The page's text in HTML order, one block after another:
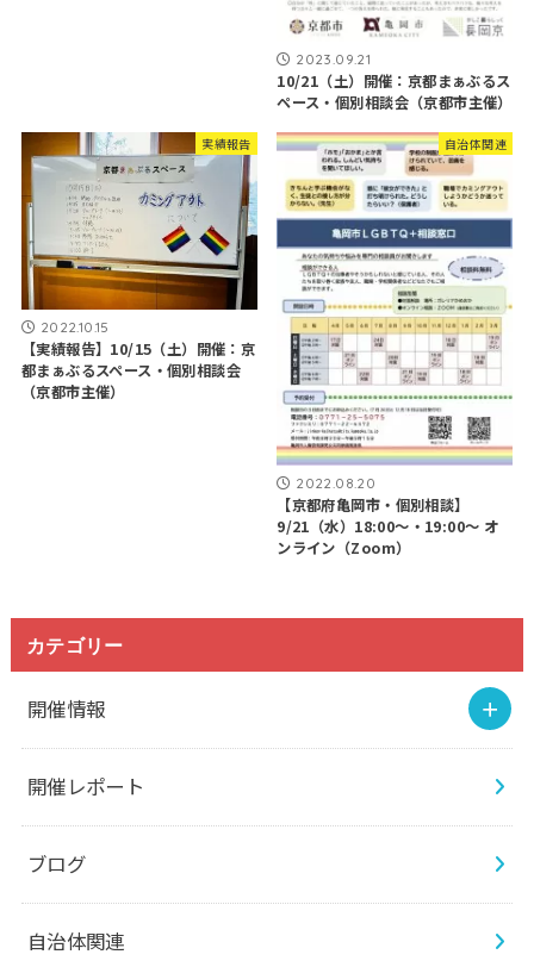
2023.09.21
10/21（土）開催：京都まぁぶるス
ペース・個別相談会（京都市主催）
実績報告
2022.10.15
【実績報告】10/15（土）開催：京
都まぁぶるスペース・個別相談会
（京都市主催）
自治体関連
2022.08.20
【京都府亀岡市・個別相談】
9/21（水）18:00～・19:00～ オ
ンライン（Zoom）
カテゴリー
開催情報
開催レポート
ブログ
自治体関連